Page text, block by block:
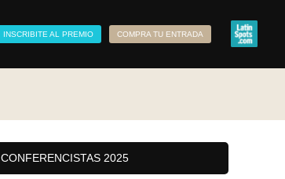
INSCRIBITE AL PREMIO COMPRA TU ENTRADA
CONFERENCISTAS 2025